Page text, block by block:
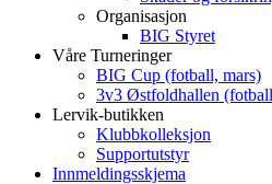
Organisasjon
BIG Styret
Våre Turneringer
BIG Cup (fotball, mars)
3v3 Østfoldhallen
Lervik-butikken
Klubbkolleksjon
Supportutstyr
Innmeldingsskjema